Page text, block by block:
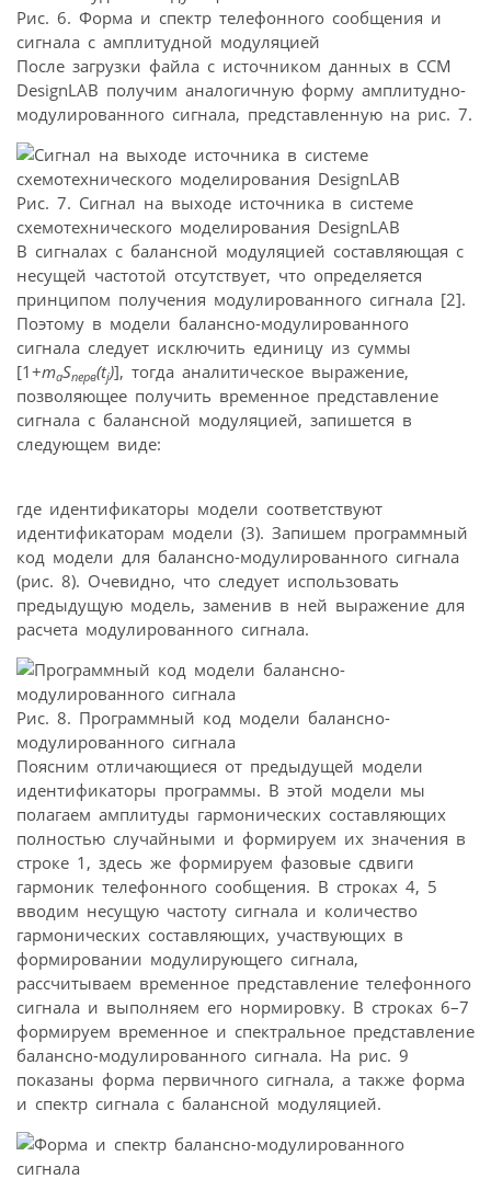
Рис. 6. Форма и спектр телефонного сообщения и
сигнала с амплитудной модуляцией
После загрузки файла с источником данных в ССМ
DesignLAB получим аналогичную форму амплитудно-
модулированного сигнала, представленную на рис. 7.
Рис. 7. Сигнал на выходе источника в системе
схемотехнического моделирования DesignLAB
В сигналах с балансной модуляцией составляющая с
несущей частотой отсутствует, что определяется
принципом получения модулированного сигнала [2].
Поэтому в модели балансно-модулированного
сигнала следует исключить единицу из суммы
[1+maSперв(tj)], тогда аналитическое выражение,
позволяющее получить временное представление
сигнала с балансной модуляцией, запишется в
следующем виде:
где идентификаторы модели соответствуют
идентификаторам модели (3). Запишем программный
код модели для балансно-модулированного сигнала
(рис. 8). Очевидно, что следует использовать
предыдущую модель, заменив в ней выражение для
расчета модулированного сигнала.
Рис. 8. Программный код модели балансно-
модулированного сигнала
Поясним отличающиеся от предыдущей модели
идентификаторы программы. В этой модели мы
полагаем амплитуды гармонических составляющих
полностью случайными и формируем их значения в
строке 1, здесь же формируем фазовые сдвиги
гармоник телефонного сообщения. В строках 4, 5
вводим несущую частоту сигнала и количество
гармонических составляющих, участвующих в
формировании модулирующего сигнала,
рассчитываем временное представление телефонного
сигнала и выполняем его нормировку. В строках 6–7
формируем временное и спектральное представление
балансно-модулированного сигнала. На рис. 9
показаны форма первичного сигнала, а также форма
и спектр сигнала с балансной модуляцией.